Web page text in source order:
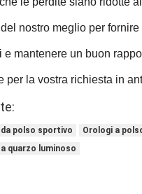
nostro meglio per
e mantenere un buon
per la vostra richiesta in
polso sportivo
Orologi a
quarzo luminoso